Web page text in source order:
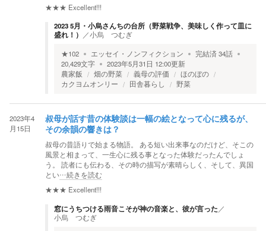
★★★ Excellent!!!
2023 5月・小烏さんちの台所（野菜戦争、美味しく作って皿に
盛れ！）
／小烏 つむぎ
★102 エッセイ・ノンフィクション 完結済34話
20,429文字 2023年5月31日 12:00更新
農家飯
畑の野菜 義母の評価
ほのぼの
カクヨムオンリー
田舎暮らし 野菜
2023年4
月15日
叔母が話す昔の体験談は一幅の絵となって心に残るが、
その余韻の響きは？
叔母の昔語りで始まる物語。 ある短い出来事なのだけど、そこの
風景と相まって、一生心に残る事となった体験だったんでしょ
う。 読者にも伝わる、その時の描写が素晴らしく、そして、異国
とい…続きを読む
★★★ Excellent!!!
窓にうちつける雨音こそが神の音楽と、彼が言った ／
小烏 つむぎ